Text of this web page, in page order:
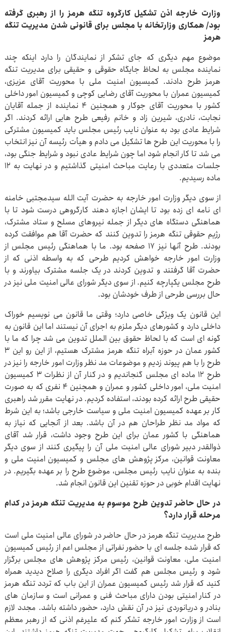
وزارت خارجه اذن تشکیل کارگروه تنگه هرمز را از رهبری گرفته
بود/ همکاری وزارتخانه با مجلس برای قانونی شدن مدیریت تنگه
هرمز
موضوع مهم دیگری که جای تشکر از نمایندگان را دارد اینکه چند
نماینده مجلس به لحاظ جایگاه حقوقی و حقیقی برای مدیریت تنگه
هرمز طرح دادند. کمیسیون امنیت ملی با محوریت آقای عزیزی،
کمیسیون عمران با محوریت آقای رضایی کوچی و کمیسیون امور داخلی
کشور با محوریت آقای جوکار و همچنین ۴ نماینده از جمله آقایان
نجابت، نادری، شیرین زاد و خانم رفیعی طرح هایی ارائه کردند. اگر
شرایط عادی بود به عنوان نایب رئیس مجلس باید کمیسیون مشترکی
را با محوریت این طرح ها تشکیل می دادم و هیأت رئیسه آن نیز انتخاب
می شد تا کار انجام شود اما چون شرایط عادی نبود و شرایط جنگی بود،
جلسات متعددی با رعایت مباحث امنیتی گذاشتیم و در نهایت به ۱۲
ماده رسیدیم.
از سوی دیگر وزارت امور خارجه به حضرت آیت الله سیدمجتبی خامنه
ای نامه ای زده بود تا ایشان اجازه دهند کارگروهی درست شود تا با
هماهنگی دستگاه های دیگر از جمله نیروهای مسلح و ستاد مشترک،
رژیم حقوقی تنگه هرمز را تدوین کنند که حضرت آقا هم موافقت کرده
بودند. طرح آنها نیز ۱۷ صفحه بود. ما با هماهنگی رئیس مجلس از
وزارت امور خارجه خواهش کردیم طرحی که به واسطه اذنی که از
حضرت آقا گرفتند و تدوین کردند در یک جلسه مشترک بیاورند و با
طرح مجلس یکپارچه کنیم. از سوی دیگر شورای عالی امنیت ملی نیز در
حال بررسی طرحی از طرف خودشان بود.
این قانون یک ویژگی خاصی دارد؛ وقتی ما قانون می نویسیم خوراک
داخلی دارد و کشورهای دیگر ملزم به اجرای آن نیستند اما این قانون به
گونه ای است که با لحاظ حقوق بین الملل تدوین می شد چرا که ما با
کشور عمان در حوزه آبراه تنگه هرمز مشترک هستیم، از این رو این ۳
طرح را با هم پیوند زدیم و موضوعات مد نظر وزارت امور خارجه را نیز در
طرح ۱۲ ماده ای مجلس گنجاندیم و در کنار آن از نظرات ۳ کمیسیون
امنیت ملی، امور داخلی کشور و عمران و همچنین ۴ نفری که به صورت
حقیقی طرح ارائه کرده بودند، استفاده کردیم. در نهایت مقرر شد راهبری
کار بر عهده کمیسیون امنیت ملی و سیاست خارجی باشد؛ به این شرط
که مواد مد نظر طراحان هم در آن باشد. بعد از آنجایی که نیاز به
هماهنگی با کشور عمان برای این طرح وجود داشت، قرار شد آقای
ذوالقدر دبیر شورای عالی امنیت ملی آن را پیگیری کنند از سوی دیگر
معاونت قوانین، مرکز پژوهش های مجلس و کمیسیون امنیت ملی و
بنده به عنوان نایب رئیس مجلس، موضوع طرح را بر عهده بگیریم. در
نهایت اقدام خوبی در حوزه تقنین این قانون انجام شد.
در حال حاضر تدوین طرح موسوم به مدیریت تنگه هرمز در کدام
مرحله قرار دارد؟
طرح مدیریت تنگه هرمز در حال حاضر در شورای عالی امنیت ملی است
که قرار شده جلسه ای با حضور نفراتی از مجلس اعم از رئیس کمیسیون
امنیت ملی، معاونت قوانین، رئیس مرکز پژوهش های مجلس برگزار
شود و رئیس مجلس هم گفت اگر افراد دیگری را صلاح دیدید همراه
کنید که قرار شد رئیس کمیسیون عمران از این باب که تردد تنگه هرمز
در کنار امنیتی بودن دارای مباحث فنی و عمرانی است و سازمان های
بنادر و دریانوردی نیز در آن نقش دارد، حضور داشته باشد. مجدد لازم
است از وزارت امور خارجه تشکر کنم که علیرغم اذنی که از رهبر معظم